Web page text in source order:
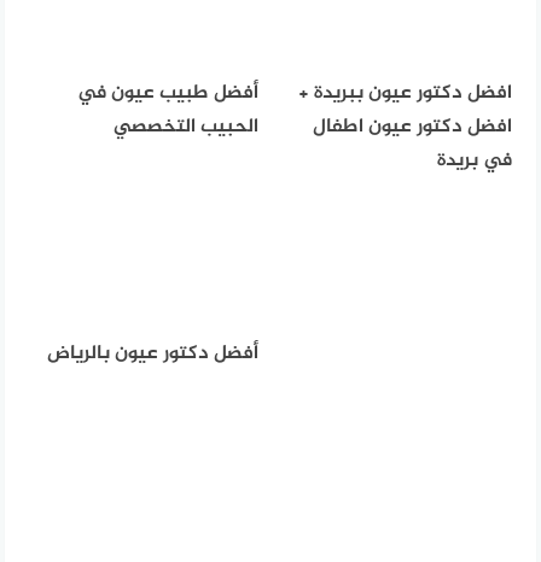
افضل دكتور عيون ببريدة +
افضل دكتور عيون اطفال
في بريدة
أفضل طبيب عيون في
الحبيب التخصصي
أفضل دكتور عيون بالرياض